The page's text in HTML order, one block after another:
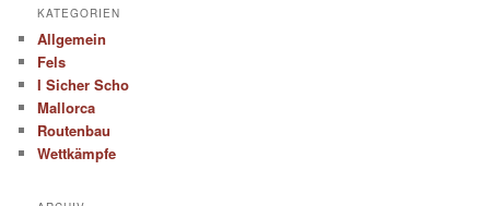
KATEGORIEN
Allgemein
Fels
I Sicher Scho
Mallorca
Routenbau
Wettkämpfe